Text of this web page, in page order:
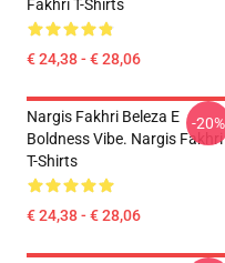
Fakhri T-Shirts
€ 24,38 - € 28,06
Nargis Fakhri Beleza E
Boldness Vibe. Nargis Fakhri
T-Shirts
€ 24,38 - € 28,06
-20%